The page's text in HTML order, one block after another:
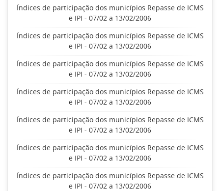
Índices de participação dos municípios Repasse de ICMS
e IPI - 07/02 a 13/02/2006
Índices de participação dos municípios Repasse de ICMS
e IPI - 07/02 a 13/02/2006
Índices de participação dos municípios Repasse de ICMS
e IPI - 07/02 a 13/02/2006
Índices de participação dos municípios Repasse de ICMS
e IPI - 07/02 a 13/02/2006
Índices de participação dos municípios Repasse de ICMS
e IPI - 07/02 a 13/02/2006
Índices de participação dos municípios Repasse de ICMS
e IPI - 07/02 a 13/02/2006
Índices de participação dos municípios Repasse de ICMS
e IPI - 07/02 a 13/02/2006